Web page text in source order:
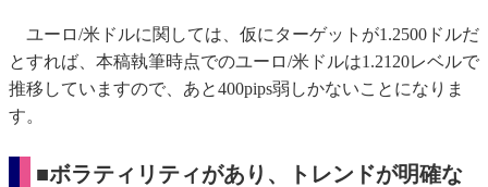
ユーロ/米ドルに関しては、仮にターゲットが1.2500ドルだ
とすれば、本稿執筆時点でのユーロ/米ドルは1.2120レベルで
推移していますので、あと400pips弱しかないことになりま
す。
■ボラティリティがあり、トレンドが明確な